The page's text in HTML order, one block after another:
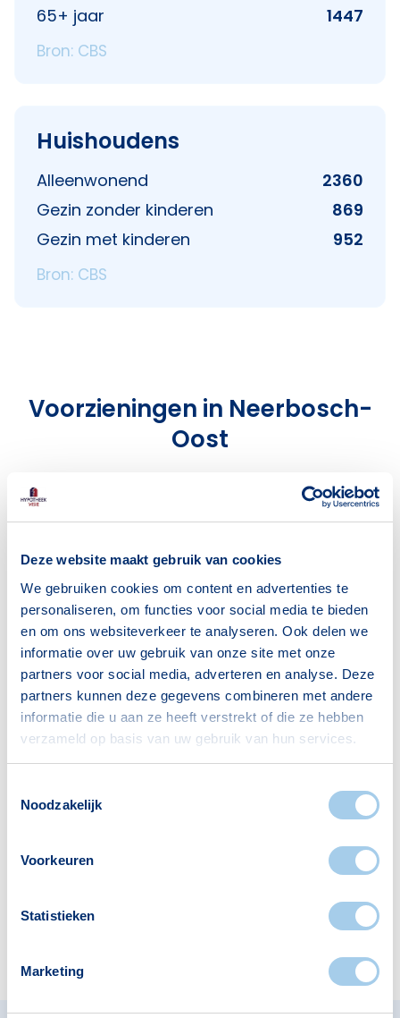
Deze website maakt gebruik van cookies
We gebruiken cookies om content en advertenties te
personaliseren, om functies voor social media te bieden
en om ons websiteverkeer te analyseren. Ook delen we
informatie over uw gebruik van onze site met onze
partners voor social media, adverteren en analyse. Deze
partners kunnen deze gegevens combineren met andere
informatie die u aan ze heeft verstrekt of die ze hebben
verzameld op basis van uw gebruik van hun services.
Noodzakelijk
Voorkeuren
Statistieken
Marketing
65+ jaar
1447
Bron: CBS
Huishoudens
Alleenwonend
2360
Gezin zonder kinderen
869
Gezin met kinderen
952
Bron: CBS
Voorzieningen in Neerbosch-
Oost
Deze wijk heeft het allemaal voor je. Zo vind je
Scholen
2
Supermarkten
2
Banken
1
Restaurants
2
Hotels Apotheken
Kinderopvang